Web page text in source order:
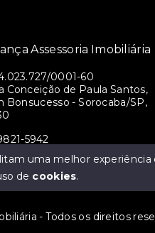
Assessoria Imobiliária
0001-60
Conceição de Paula Santos,
Bonsucesso - Sorocaba/SP,
5942
- Todos os direitos
uma melhor experiência
de cookies.